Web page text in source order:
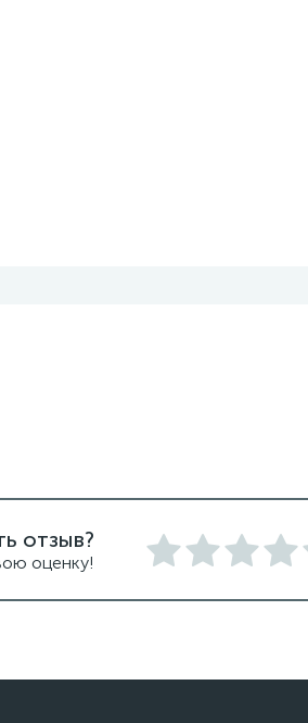
отзыв?
оценку!